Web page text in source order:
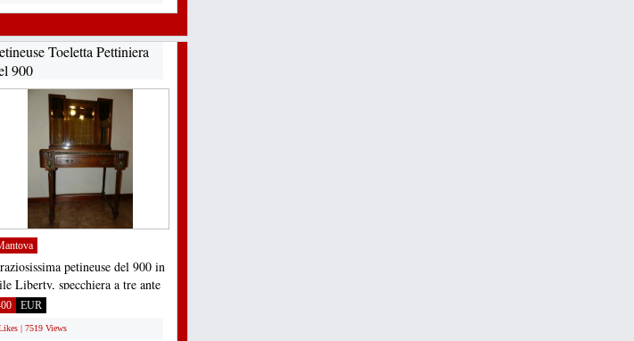
Toeletta Pettiniera
900
petineuse del 900 in
Liberty, specchiera a tre ante
EUR
| 7519 Views